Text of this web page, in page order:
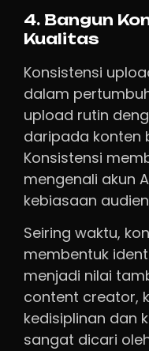
4. Bangun
Kualitas
Konsistensi
dalam
upload rutin
daripada konten
Konsistensi
mengenali akun
kebiasaan
Seiring waktu,
membentuk
menjadi nilai
content creator,
kedisiplinan dan
sangat dicari